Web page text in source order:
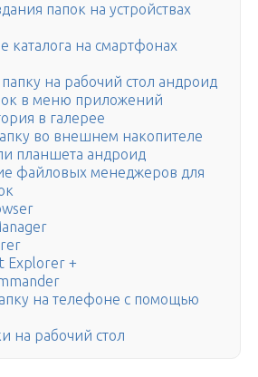
папок на устройствах
каталога на смартфонах
на рабочий стол андроид
в меню приложений
в галерее
во внешнем накопителе
планшета андроид
файловых менеджеров для
Explorer +
на телефоне с помощью
на рабочий стол